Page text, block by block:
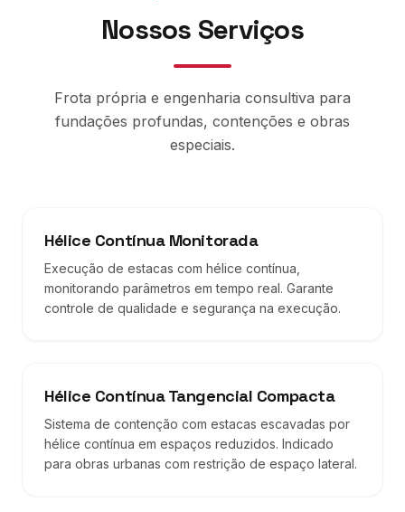
Nossos Serviços
Frota própria e engenharia consultiva para
fundações profundas, contenções e obras
especiais.
Hélice Contínua Monitorada
Execução de estacas com hélice contínua,
monitorando parâmetros em tempo real. Garante
controle de qualidade e segurança na execução.
Hélice Contínua Tangencial Compacta
Sistema de contenção com estacas escavadas por
hélice contínua em espaços reduzidos. Indicado
para obras urbanas com restrição de espaço lateral.